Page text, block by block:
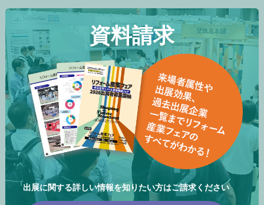
資料請求
出展に関する詳しい情報を知りたい方はご請求ください